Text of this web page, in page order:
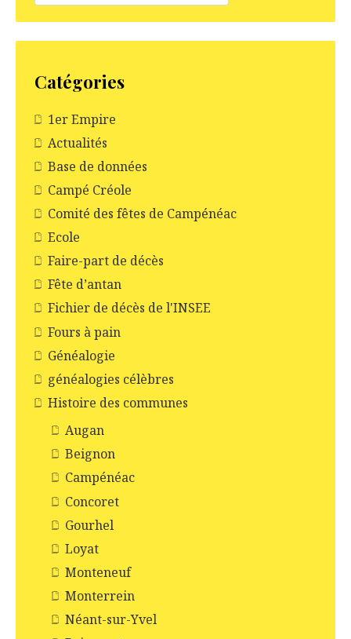
Catégories
1er Empire
Actualités
Base de données
Campé Créole
Comité des fêtes de Campénéac
Ecole
Faire-part de décès
Fête d’antan
Fichier de décès de l'INSEE
Fours à pain
Généalogie
généalogies célèbres
Histoire des communes
Augan
Beignon
Campénéac
Concoret
Gourhel
Loyat
Monteneuf
Monterrein
Néant-sur-Yvel